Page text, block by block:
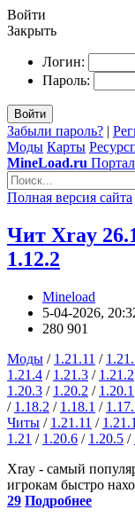
Войти
Закрыть
Логин:
Пароль:
Войти
Забыли пароль? |
Моды Карты
MineLoad.ru
Полная версия сайта
Чит Xray
1.12.2
Mineload
5-04-2026,
280 901
Моды / 1.21.11 /
1.21.4 / 1.21.3 / 1.21.2
1.20.3 / 1.20.2 / 1.20.1
/ 1.18.2 / 1.18.1 /
Читы / 1.21.11 /
1.21 / 1.20.6 / 1.20.5 /
Xray - самый
игрокам быстро
29 Подробнее